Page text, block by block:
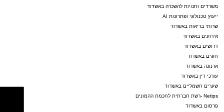
משרדים וחנויות להשכרה באשדוד
ייעוץ טכנולוגי ופתרונות AI
שרותי בריאות באשדוד
אירועים באשדוד
דרושים באשדוד
חוגים באשדוד
ארנונה באשדוד
עורכי דין באשדוד
שערים חשמליים באשדוד
Netips -רשת חברתית לחכמת ההמונים
פרסום באשדוד